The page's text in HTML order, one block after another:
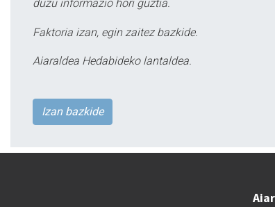
duzu informazio hori guztia.
Faktoria izan, egin zaitez bazkide.
Aiaraldea Hedabideko lantaldea.
Izan bazkide